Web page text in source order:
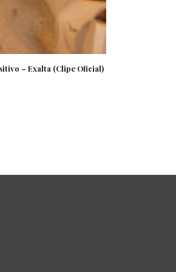
– Exalta (Clipe Oficial)